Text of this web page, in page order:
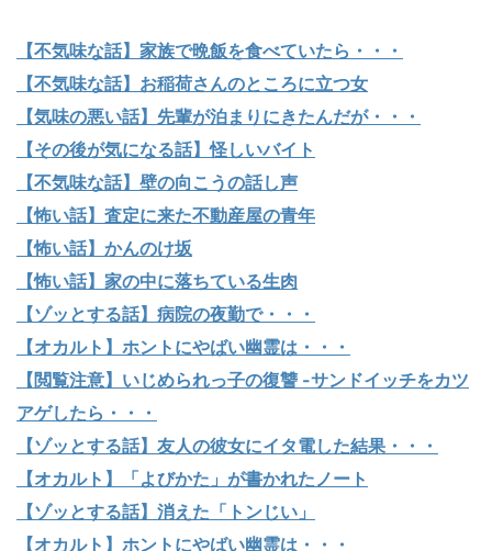
【不気味な話】家族で晩飯を食べていたら・・・
【不気味な話】お稲荷さんのところに立つ女
【気味の悪い話】先輩が泊まりにきたんだが・・・
【その後が気になる話】怪しいバイト
【不気味な話】壁の向こうの話し声
【怖い話】査定に来た不動産屋の青年
【怖い話】かんのけ坂
【怖い話】家の中に落ちている生肉
【ゾッとする話】病院の夜勤で・・・
【オカルト】ホントにやばい幽霊は・・・
【閲覧注意】いじめられっ子の復讐 -サンドイッチをカツ
アゲしたら・・・
【ゾッとする話】友人の彼女にイタ電した結果・・・
【オカルト】「よびかた」が書かれたノート
【ゾッとする話】消えた「トンじい」
【オカルト】ホントにやばい幽霊は・・・